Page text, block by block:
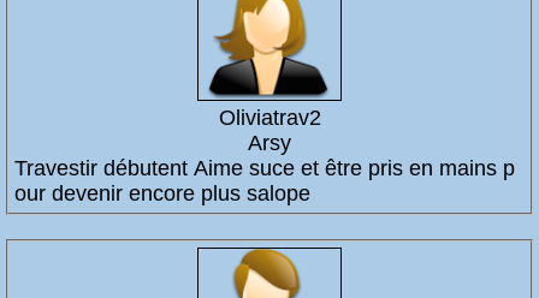
Oliviatrav2
Arsy
Travestir débutent Aime suce et être pris en mains p
our devenir encore plus salope